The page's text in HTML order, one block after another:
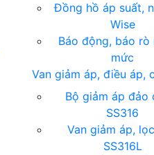
Đồng hồ áp suất,
Wise
Báo động, báo rò
mức
Van giảm áp, điều áp,
Bộ giảm áp đảo
SS316
Van giảm áp,
SS316L